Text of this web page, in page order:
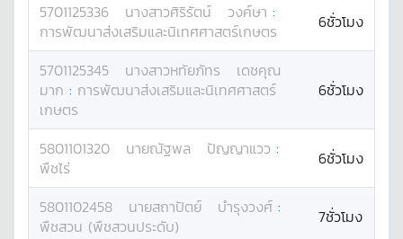
5701125336 นางสาวศิริรัตน์ วงค์ษา :
การพัฒนาส่งเสริมและนิเทศศาสตร์เกษตร
6ชั่วโมง
5701125345 นางสาวหทัยภัทร
เดชคุณ
มาก : การพัฒนาส่งเสริมและนิเทศศาสตร์
เกษตร
6ชั่วโมง
5801101320 นายณัฐพล ปัญญาแวว :
พืชไร่
6ชั่วโมง
5801102458 นายสถาปัตย์ บำรุงวงศ์ :
พืชสวน (พืชสวนประดับ)
7ชั่วโมง